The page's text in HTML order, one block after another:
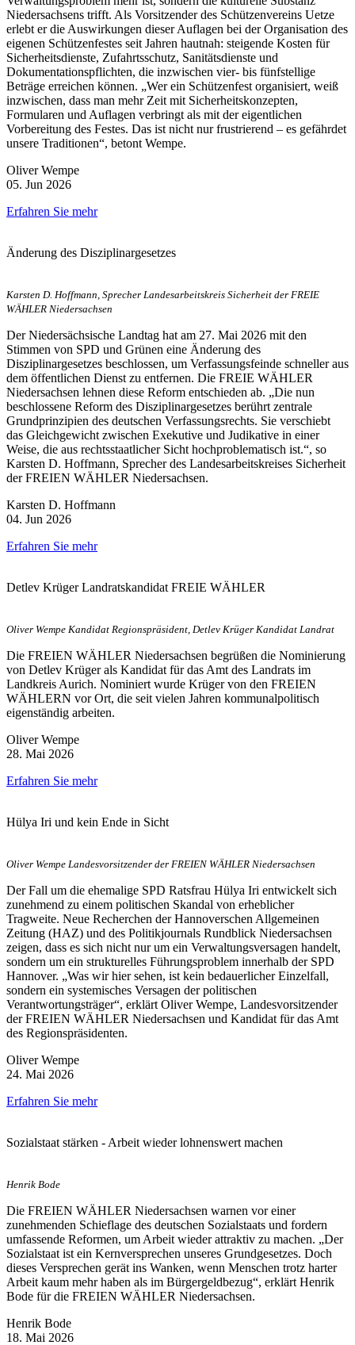
Niedersachsens trifft. Als Vorsitzender des Schützenvereins Uetze
erlebt er die Auswirkungen dieser Auflagen bei der Organisation des
eigenen Schützenfestes seit Jahren hautnah: steigende Kosten für
Sicherheitsdienste, Zufahrtsschutz, Sanitätsdienste und
Dokumentationspflichten, die inzwischen vier- bis fünfstellige
Beträge erreichen können. „Wer ein Schützenfest organisiert, weiß
inzwischen, dass man mehr Zeit mit Sicherheitskonzepten,
Formularen und Auflagen verbringt als mit der eigentlichen
Vorbereitung des Festes. Das ist nicht nur frustrierend – es gefährdet
unsere Traditionen“, betont Wempe.
Oliver Wempe
05. Jun 2026
Erfahren Sie mehr
Änderung des Disziplinargesetzes
Karsten D. Hoffmann, Sprecher Landesarbeitskreis Sicherheit der FREIE
WÄHLER Niedersachsen
Der Niedersächsische Landtag hat am 27. Mai 2026 mit den
Stimmen von SPD und Grünen eine Änderung des
Disziplinargesetzes beschlossen, um Verfassungsfeinde schneller aus
dem öffentlichen Dienst zu entfernen. Die FREIE WÄHLER
Niedersachsen lehnen diese Reform entschieden ab. „Die nun
beschlossene Reform des Disziplinargesetzes berührt zentrale
Grundprinzipien des deutschen Verfassungsrechts. Sie verschiebt
das Gleichgewicht zwischen Exekutive und Judikative in einer
Weise, die aus rechtsstaatlicher Sicht hochproblematisch ist.“, so
Karsten D. Hoffmann, Sprecher des Landesarbeitskreises Sicherheit
der FREIEN WÄHLER Niedersachsen.
Karsten D. Hoffmann
04. Jun 2026
Erfahren Sie mehr
Detlev Krüger Landratskandidat FREIE WÄHLER
Oliver Wempe Kandidat Regionspräsident, Detlev Krüger Kandidat Landrat
Die FREIEN WÄHLER Niedersachsen begrüßen die Nominierung
von Detlev Krüger als Kandidat für das Amt des Landrats im
Landkreis Aurich. Nominiert wurde Krüger von den FREIEN
WÄHLERN vor Ort, die seit vielen Jahren kommunalpolitisch
eigenständig arbeiten.
Oliver Wempe
28. Mai 2026
Erfahren Sie mehr
Hülya Iri und kein Ende in Sicht
Oliver Wempe Landesvorsitzender der FREIEN WÄHLER Niedersachsen
Der Fall um die ehemalige SPD Ratsfrau Hülya Iri entwickelt sich
zunehmend zu einem politischen Skandal von erheblicher
Tragweite. Neue Recherchen der Hannoverschen Allgemeinen
Zeitung (HAZ) und des Politikjournals Rundblick Niedersachsen
zeigen, dass es sich nicht nur um ein Verwaltungsversagen handelt,
sondern um ein strukturelles Führungsproblem innerhalb der SPD
Hannover. „Was wir hier sehen, ist kein bedauerlicher Einzelfall,
sondern ein systemisches Versagen der politischen
Verantwortungsträger“, erklärt Oliver Wempe, Landesvorsitzender
der FREIEN WÄHLER Niedersachsen und Kandidat für das Amt
des Regionspräsidenten.
Oliver Wempe
24. Mai 2026
Erfahren Sie mehr
Sozialstaat stärken - Arbeit wieder lohnenswert machen
Henrik Bode
Die FREIEN WÄHLER Niedersachsen warnen vor einer
zunehmenden Schieflage des deutschen Sozialstaats und fordern
umfassende Reformen, um Arbeit wieder attraktiv zu machen. „Der
Sozialstaat ist ein Kernversprechen unseres Grundgesetzes. Doch
dieses Versprechen gerät ins Wanken, wenn Menschen trotz harter
Arbeit kaum mehr haben als im Bürgergeldbezug“, erklärt Henrik
Bode für die FREIEN WÄHLER Niedersachsen.
Henrik Bode
18. Mai 2026